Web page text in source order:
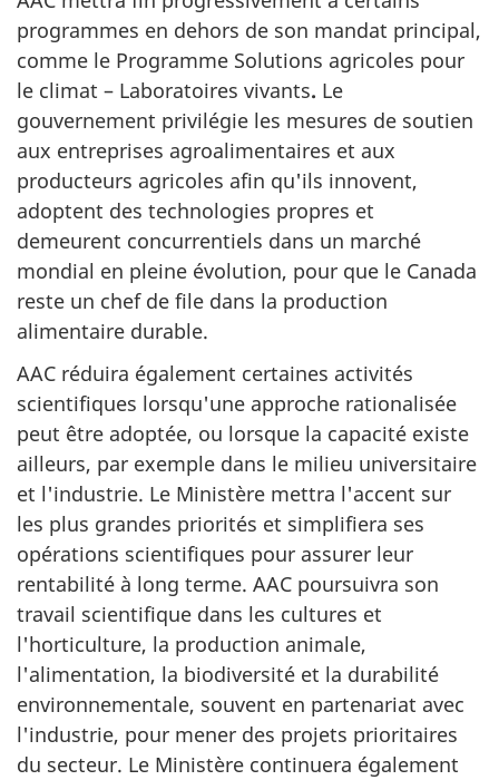
programmes en dehors de son mandat principal,
comme le Programme Solutions agricoles pour
le climat – Laboratoires vivants. Le
gouvernement privilégie les mesures de soutien
aux entreprises agroalimentaires et aux
producteurs agricoles afin qu'ils innovent,
adoptent des technologies propres et
demeurent concurrentiels dans un marché
mondial en pleine évolution, pour que le Canada
reste un chef de file dans la production
alimentaire durable.
AAC réduira également certaines activités
scientifiques lorsqu'une approche rationalisée
peut être adoptée, ou lorsque la capacité existe
ailleurs, par exemple dans le milieu universitaire
et l'industrie. Le Ministère mettra l'accent sur
les plus grandes priorités et simplifiera ses
opérations scientifiques pour assurer leur
rentabilité à long terme. AAC poursuivra son
travail scientifique dans les cultures et
l'horticulture, la production animale,
l'alimentation, la biodiversité et la durabilité
environnementale, souvent en partenariat avec
l'industrie, pour mener des projets prioritaires
du secteur. Le Ministère continuera également